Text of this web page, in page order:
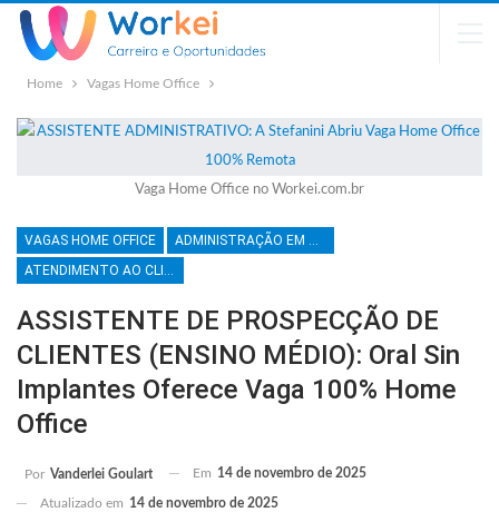
Home Vagas Home Office
Vaga Home Office no Workei.com.br
VAGAS HOME OFFICE
ADMINISTRAÇÃO EM GERAL
ATENDIMENTO AO CLIENTE
ASSISTENTE DE PROSPECÇÃO DE
CLIENTES (ENSINO MÉDIO): Oral Sin
Implantes Oferece Vaga 100% Home
Office
Por Vanderlei Goulart Em 14 de novembro de 2025
Atualizado em 14 de novembro de 2025